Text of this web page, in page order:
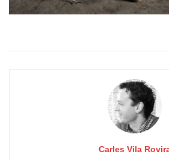
Carles Vila